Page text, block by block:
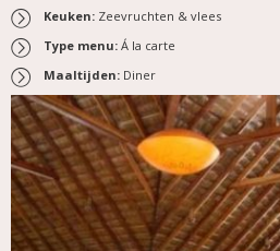
Keuken: Zeevruchten & vlees
Type menu: Á la carte
Maaltijden: Diner